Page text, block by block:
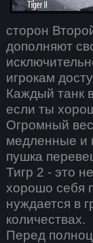
сторон
дополняют
игрокам
Каждый танк
если ты
Огромный
медленные и
пушка
Тигр 2 - это
хорошо себя
нуждается в
количествах.
Перед